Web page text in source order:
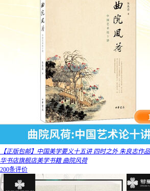
【正版包邮】中国美学要义十五讲 四时之外 朱良志作
华书店旗舰店美学书籍 曲院风荷
200条评价